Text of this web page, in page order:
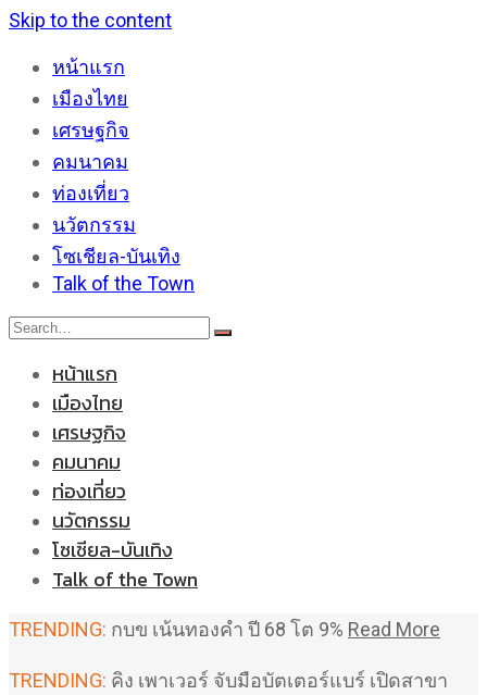
Skip to the content
หน้าแรก
เมืองไทย
เศรษฐกิจ
คมนาคม
ท่องเที่ยว
นวัตกรรม
โซเชียล-บันเทิง
Talk of the Town
หน้าแรก
เมืองไทย
เศรษฐกิจ
คมนาคม
ท่องเที่ยว
นวัตกรรม
โซเชียล-บันเทิง
Talk of the Town
TRENDING: กบข เน้นทองคำ ปี 68 โต 9% Read More
TRENDING: คิง เพาเวอร์ จับมือบัตเตอร์แบร์ เปิดสาขา